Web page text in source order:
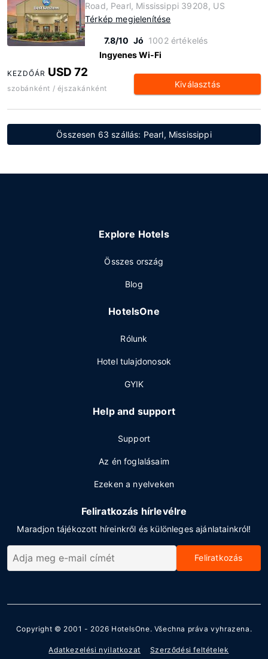
Road, Pearl, Mississippi 39208, US
Térkép megjelenítése
7.8/10 Jó 1002 értékelés
Ingyenes Wi-Fi
KEZDŐÁR USD 72
szobánként / éjszakánként Kiválasztás
Összesen 63 szállás: Pearl, Mississippi
Explore Hotels
Összes ország
Blog
HotelsOne
Rólunk
Hotel tulajdonosok
GYIK
Help and support
Support
Az én foglalásaim
Ezeken a nyelveken
Feliratkozás hírlevélre
Maradjon tájékozott híreinkről és különleges ajánlatainkról!
Feliratkozás
Copyright © 2001 - 2026 HotelsOne. Všechna práva vyhrazena.
Adatkezelési nyilatkozat Szerződési feltételek